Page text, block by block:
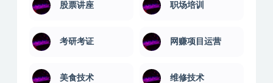
股票讲座 职场培训
考研考证 网赚项目运营
美食技术 维修技术